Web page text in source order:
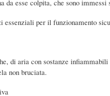
da esse colpita, che sono
essenziali per il funzionamento
di aria con sostanze
non bruciata.